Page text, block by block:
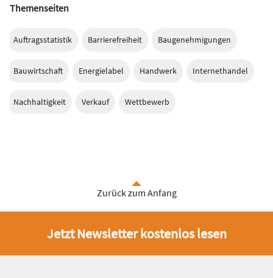
Themenseiten
Auftragsstatistik Barrierefreiheit Baugenehmigungen
Bauwirtschaft Energielabel Handwerk Internethandel
Nachhaltigkeit Verkauf Wettbewerb
Zurück zum Anfang
Jetzt Newsletter kostenlos lesen